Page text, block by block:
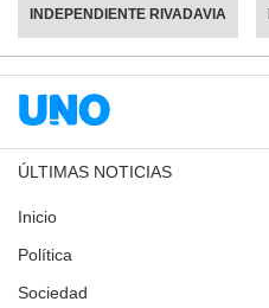
INDEPENDIENTE RIVADAVIA
ÚLTIMAS NOTICIAS
Inicio
Política
Sociedad